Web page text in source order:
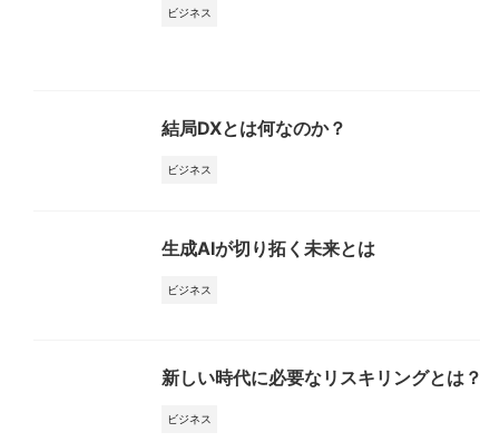
ビジネス
結局DXとは何なのか？
ビジネス
生成AIが切り拓く未来とは
ビジネス
新しい時代に必要なリスキリングとは？
ビジネス